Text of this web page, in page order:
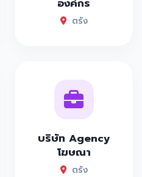
องค์กร
ตรัง
บริษัท Agency
โฆษณา
ตรัง